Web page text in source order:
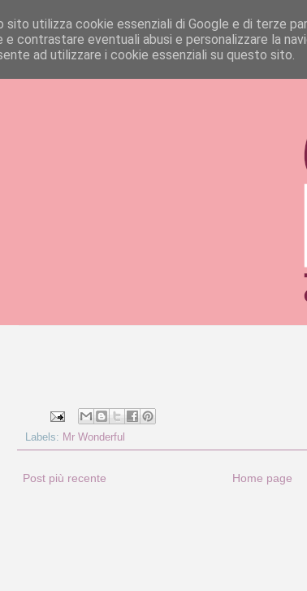
Labels: Mr Wonderful
Post più recente Home page
sito utilizza cookie essenziali di Google e di terze
e contrastare eventuali abusi e personalizzare la
ad utilizzare i cookie essenziali su questo sito.